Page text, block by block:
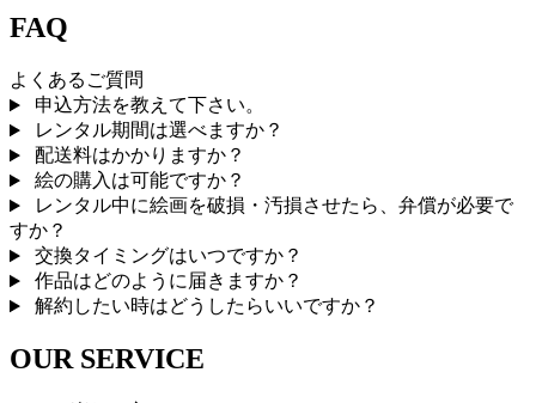
FAQ
よくあるご質問
申込方法を教えて下さい。
レンタル期間は選べますか？
配送料はかかりますか？
絵の購入は可能ですか？
レンタル中に絵画を破損・汚損させたら、弁償が必要で
すか？
交換タイミングはいつですか？
作品はどのように届きますか？
解約したい時はどうしたらいいですか？
OUR SERVICE